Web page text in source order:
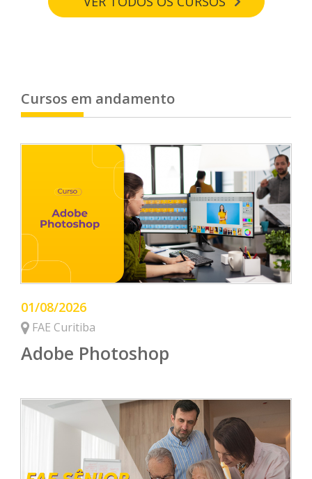
Cursos em andamento
01/08/2026
FAE Curitiba
Adobe Photoshop